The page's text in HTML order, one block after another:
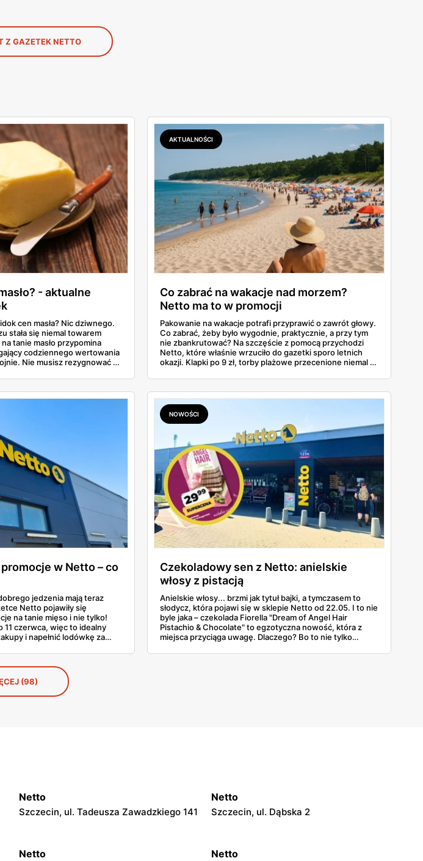
Z GAZETEK NETTO
- aktualne
cen masła? Nic dziwnego.
stała się niemal towarem
tanie masło przypomina
codziennego wertowania
Nie musisz rezygnować z
po Lidla, i
tropić okazje w gazetkach
AKTUALNOŚCI
Co zabrać na wakacje nad morzem?
Netto ma to w promocji
Pakowanie na wakacje potrafi przyprawić o zawrót głowy.
Co zabrać, żeby było wygodnie, praktycznie, a przy tym
nie zbankrutować? Na szczęście z pomocą przychodzi
Netto, które właśnie wrzuciło do gazetki sporo letnich
okazji. Klapki po 9 zł, torby plażowe przecenione niemal o
wszystko, co warto mieć w walizce, czeka w
promocyjnych cenach. I to jeszcze przed sezonem
urlopowym! Sprawdziliśmy, co konkretnie opłaca się teraz
wrzucić do koszyka i zabrać ze sobą na piasek, fale i…
gofry z budki.
w Netto – co
jedzenia mają teraz
Netto pojawiły się
na tanie mięso i nie tylko!
11 czerwca, więc to idealny
i napełnić lodówkę za
– mówimy o zniżkach
w atrakcyjnie niskiej cenie,
smakiem i wyglądem... a
W Netto. Aż trudno się nie
kilogram porządnej
NOWOŚCI
Czekoladowy sen z Netto: anielskie
włosy z pistacją
Anielskie włosy... brzmi jak tytuł bajki, a tymczasem to
słodycz, która pojawi się w sklepie Netto od 22.05. I to nie
byle jaka – czekolada Fiorella "Dream of Angel Hair
Pistachio & Chocolate" to egzotyczna nowość, która z
miejsca przyciąga uwagę. Dlaczego? Bo to nie tylko
Wschód, zamknięta w różowym pudełku z brokatowym
(98)
Netto
Szczecin, ul. Tadeusza Zawadzkiego 141
Netto
Szczecin, ul. Dąbska 2
Netto Netto